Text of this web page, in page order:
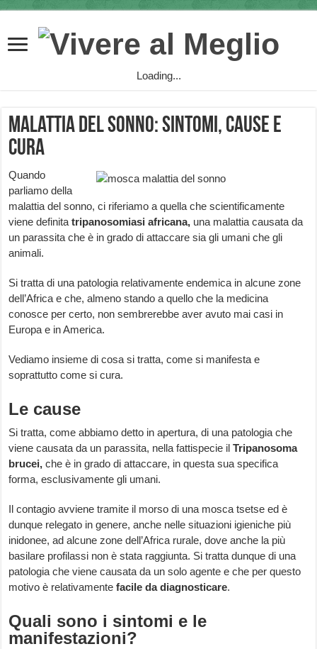
Loading...
Malattia del Sonno: sintomi, cause e
cura
Quando
parliamo della
malattia del sonno, ci riferiamo a quella che scientificamente
viene definitatripanosomiasi africana, una malattia causata da
un parassita che è in grado di attaccare sia gli umani che gli
animali.
Si tratta di una patologia relativamente endemica in alcune zone
dell’Africa e che, almeno stando a quello che la medicina
conosce per certo, non sembrerebbe aver avuto mai casi in
Europa e in America.
Vediamo insieme di cosa si tratta, come si manifesta e
soprattutto come si cura.
Le cause
Si tratta, come abbiamo detto in apertura, di una patologia che
viene causata da un parassita, nella fattispecie ilTripanosoma
brucei, che è in grado di attaccare, in questa sua specifica
forma, esclusivamente gli umani.
Il contagio avviene tramite il morso di una mosca tsetse ed è
dunque relegato in genere, anche nelle situazioni igieniche più
inidonee, ad alcune zone dell’Africa rurale, dove anche la più
basilare profilassi non è stata raggiunta. Si tratta dunque di una
patologia che viene causata da un solo agente e che per questo
motivo è relativamente facile da diagnosticare.
Quali sono i sintomi e le
manifestazioni?